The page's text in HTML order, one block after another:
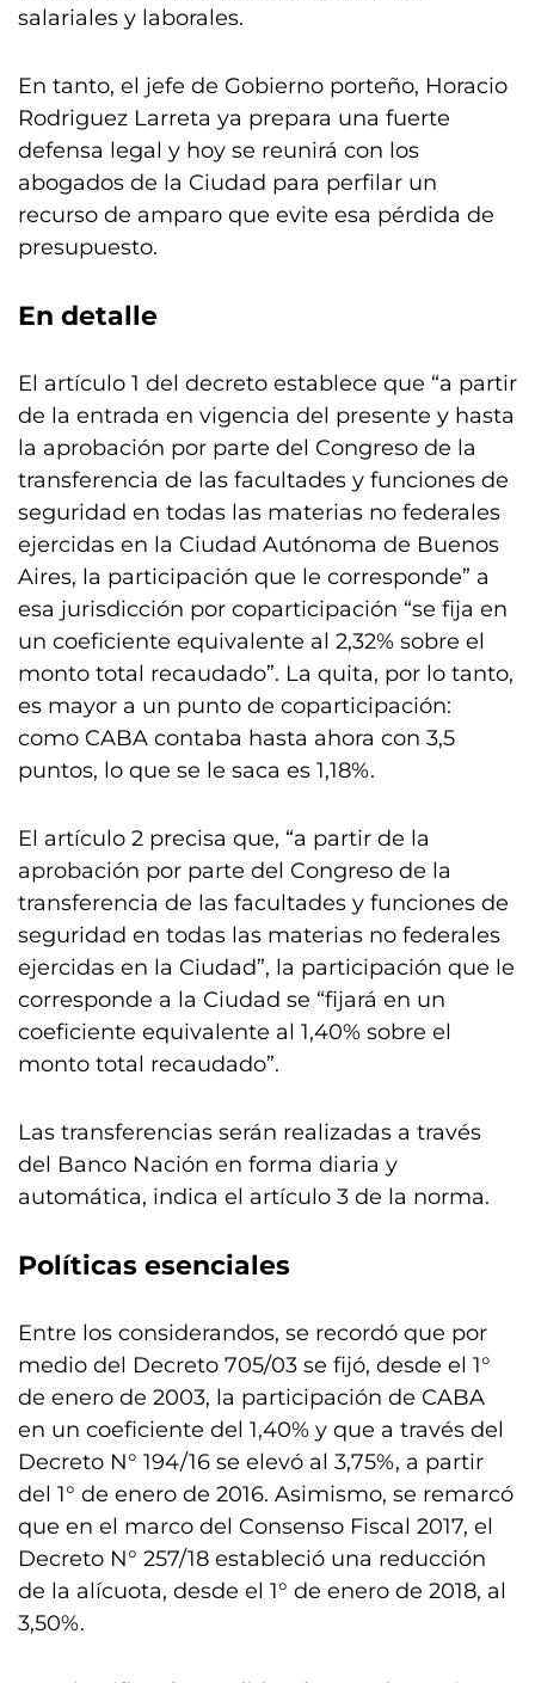
salariales y laborales.
En tanto, el jefe de Gobierno porteño, Horacio
Rodriguez Larreta ya prepara una fuerte
defensa legal y hoy se reunirá con los
abogados de la Ciudad para perfilar un
recurso de amparo que evite esa pérdida de
presupuesto.
En detalle
El artículo 1 del decreto establece que “a partir
de la entrada en vigencia del presente y hasta
la aprobación por parte del Congreso de la
transferencia de las facultades y funciones de
seguridad en todas las materias no federales
ejercidas en la Ciudad Autónoma de Buenos
Aires, la participación que le corresponde” a
esa jurisdicción por coparticipación “se fija en
un coeficiente equivalente al 2,32% sobre el
monto total recaudado”. La quita, por lo tanto,
es mayor a un punto de coparticipación:
como CABA contaba hasta ahora con 3,5
puntos, lo que se le saca es 1,18%.
El artículo 2 precisa que, “a partir de la
aprobación por parte del Congreso de la
transferencia de las facultades y funciones de
seguridad en todas las materias no federales
ejercidas en la Ciudad”, la participación que le
corresponde a la Ciudad se “fijará en un
coeficiente equivalente al 1,40% sobre el
monto total recaudado”.
Las transferencias serán realizadas a través
del Banco Nación en forma diaria y
automática, indica el artículo 3 de la norma.
Políticas esenciales
Entre los considerandos, se recordó que por
medio del Decreto 705/03 se fijó, desde el 1°
de enero de 2003, la participación de CABA
en un coeficiente del 1,40% y que a través del
Decreto N° 194/16 se elevó al 3,75%, a partir
del 1° de enero de 2016. Asimismo, se remarcó
que en el marco del Consenso Fiscal 2017, el
Decreto N° 257/18 estableció una reducción
de la alícuota, desde el 1° de enero de 2018, al
3,50%.